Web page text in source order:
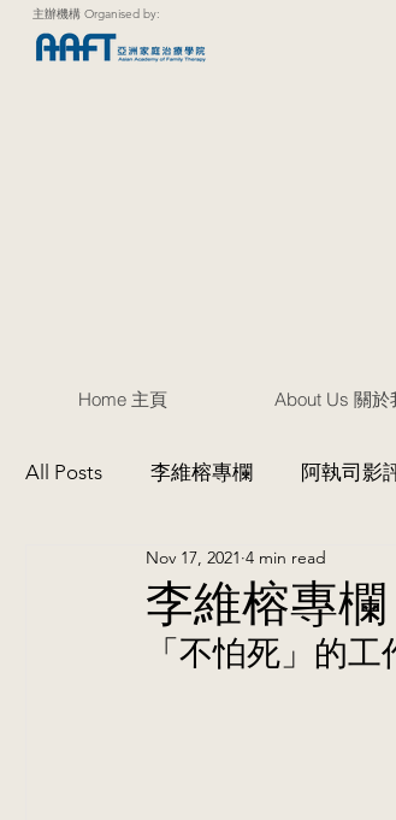
主辦機構 Organised by:
Home 主頁 About Us 關於
All Posts 李維榕專欄 阿執司影
李維榕專欄
Nov 17, 2021 4 min read
「不怕死」的工